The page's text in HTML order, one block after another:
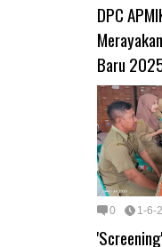
DPC
Baru
0 1-6-